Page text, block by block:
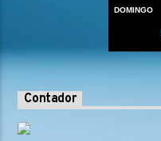
Contador